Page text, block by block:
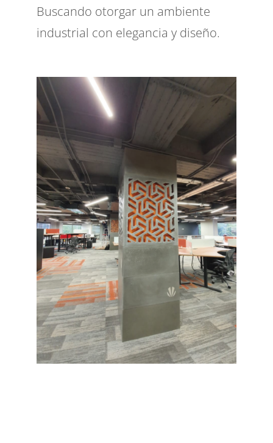
Buscando otorgar un ambiente
industrial con elegancia y diseño.